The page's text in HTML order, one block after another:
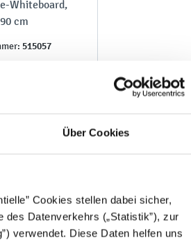
Über Cookies
Cookies stellen dabei sicher,
Datenverkehrs („Statistik”), zur
verwendet. Diese Daten helfen uns
Whiteboard,
cm
515057